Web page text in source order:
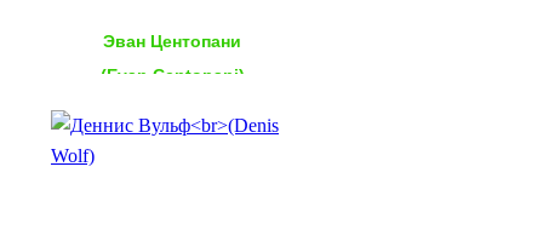
Эван Центопани
(Evan Centopani)